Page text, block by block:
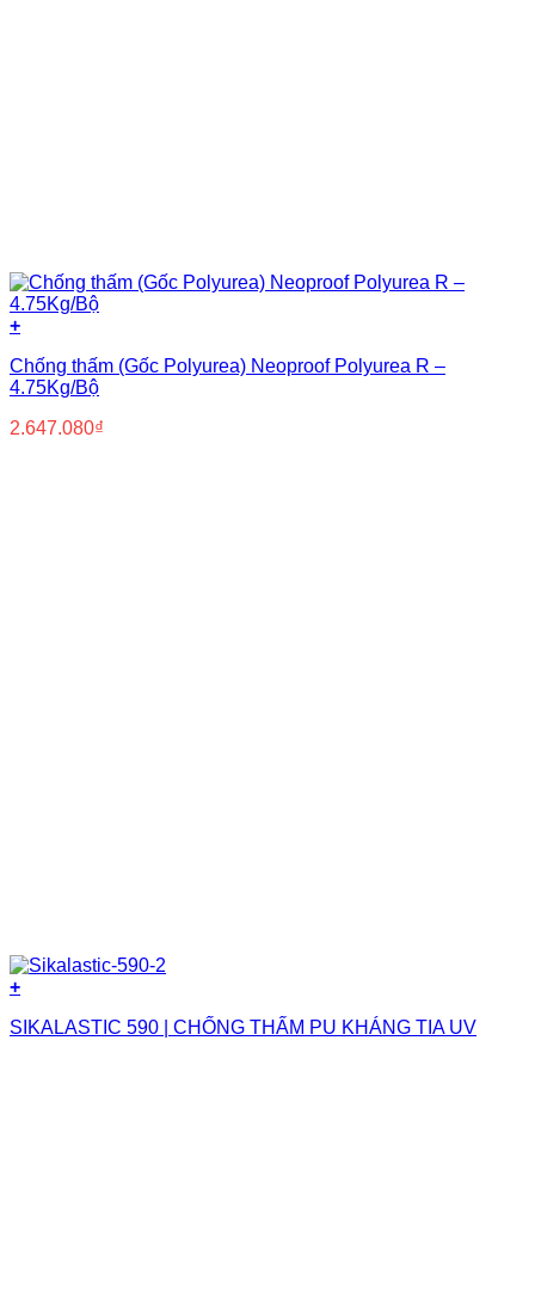
+
Chống thấm (Gốc Polyurea) Neoproof Polyurea R –
4.75Kg/Bộ
2.647.080₫
+
SIKALASTIC 590 | CHỐNG THẤM PU KHÁNG TIA UV